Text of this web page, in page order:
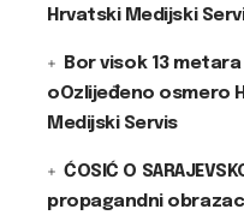
Hrvatski Medijski
Bor visok 13
oOzlijeđeno osmero
Medijski Servis
ĆOSIĆ O
propagandni